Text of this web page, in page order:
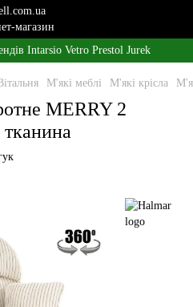
Intarsio Vetro Prestol Jurek
М'які меблі М'які крісла
MERRY 2